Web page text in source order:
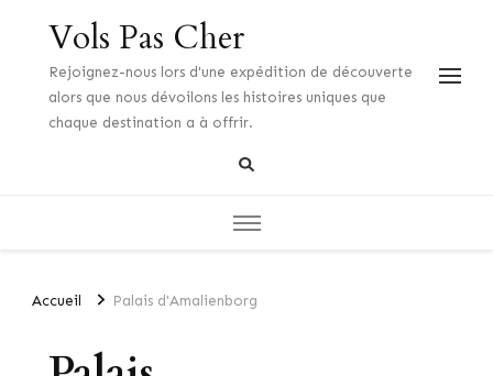
Vols Pas Cher
Rejoignez-nous lors d'une expédition de découverte
alors que nous dévoilons les histoires uniques que
chaque destination a à offrir.
Accueil Palais d'Amalienborg